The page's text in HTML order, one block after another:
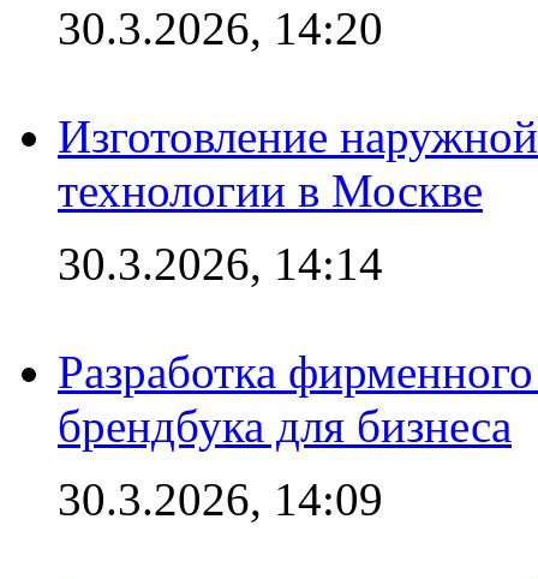
30.3.2026, 14:20
Изготовление
технологии в Москве
30.3.2026, 14:14
Разработка
брендбука для бизнеса
30.3.2026, 14:09